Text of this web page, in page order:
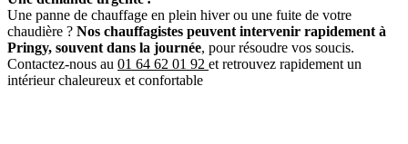
Une panne de chauffage en plein hiver ou une fuite de votre
chaudière ? Nos chauffagistes peuvent intervenir rapidement à
Pringy, souvent dans la journée, pour résoudre vos soucis.
Contactez-nous au 01 64 62 01 92 et retrouvez rapidement un
intérieur chaleureux et confortable